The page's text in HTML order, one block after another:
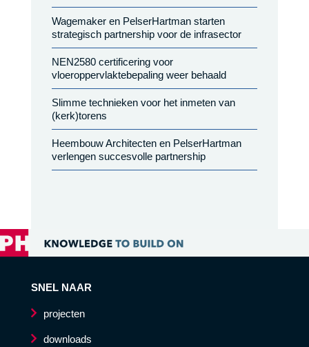
Wagemaker en PelserHartman starten
strategisch partnership voor de infrasector
NEN2580 certificering voor
vloeroppervlaktebepaling weer behaald
Slimme technieken voor het inmeten van
(kerk)torens
Heembouw Architecten en PelserHartman
verlengen succesvolle partnership
SNEL NAAR
projecten
downloads